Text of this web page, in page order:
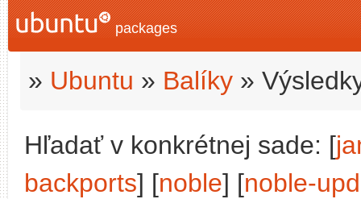
packages
» Ubuntu » Balíky »
Hľadať v konkrétnej sade: [
backports] [noble] [noble-